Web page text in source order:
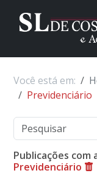
Você está em:
Previdenciário
Publicações com
Previdenciário